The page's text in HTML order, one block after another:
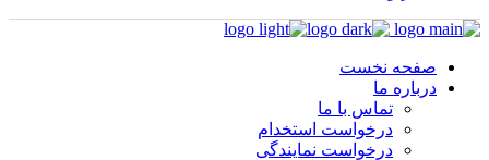
صفحه نخست
درباره ما
تماس با ما
درخواست استخدام
درخواست نمایندگی